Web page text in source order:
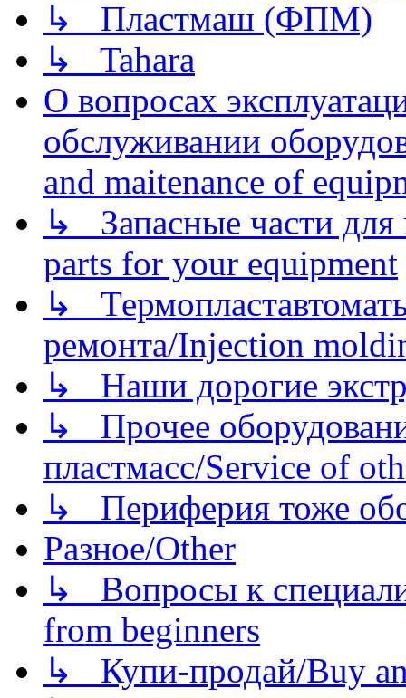
↳ Пластмаш (ФПМ)
↳ Tahara
О вопросах
обслуживании
and maitenance of
↳ Запасные части для
parts for your equipment
↳
ремонта/Injection
↳ Наши дорогие
↳ Прочее
пластмасс/Service of
↳ Периферия тоже
Разное/Other
↳ Вопросы к
from beginners
↳ Купи-продай/Buy